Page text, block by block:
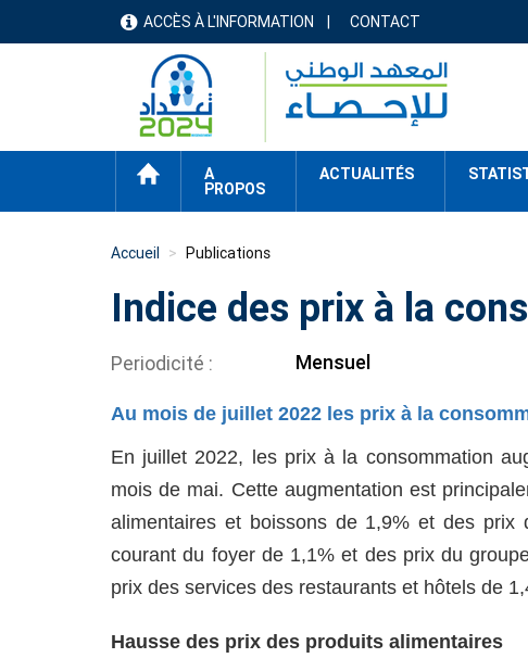
menu
header
ACCÈS À L'INFORMATION CONTACT
ACCUEIL
A
PROPOS
ACTUALITÉS
Accueil Publications
Indice des prix à la
Periodicité Mensuel
Au mois de juillet 2022 les prix à la
En juillet 2022, les prix à la consommation
mois de mai. Cette augmentation est
alimentaires et boissons de 1,9% et des
courant du foyer de 1,1% et des prix du
prix des services des restaurants et hôtels de
Hausse des prix des produits alimentaires